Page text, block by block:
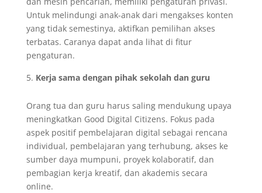
Untuk melindungi anak-anak dari mengakses konten
yang tidak semestinya, aktifkan pemilihan akses
terbatas. Caranya dapat anda lihat di fitur
pengaturan.
Kerja sama dengan pihak sekolah dan guru
Orang tua dan guru harus saling mendukung upaya
meningkatkan Good Digital Citizens. Fokus pada
aspek positif pembelajaran digital sebagai rencana
individual, pembelajaran yang terhubung, akses ke
sumber daya mumpuni, proyek kolaboratif, dan
pembagian kerja kreatif, dan akademis secara
online.